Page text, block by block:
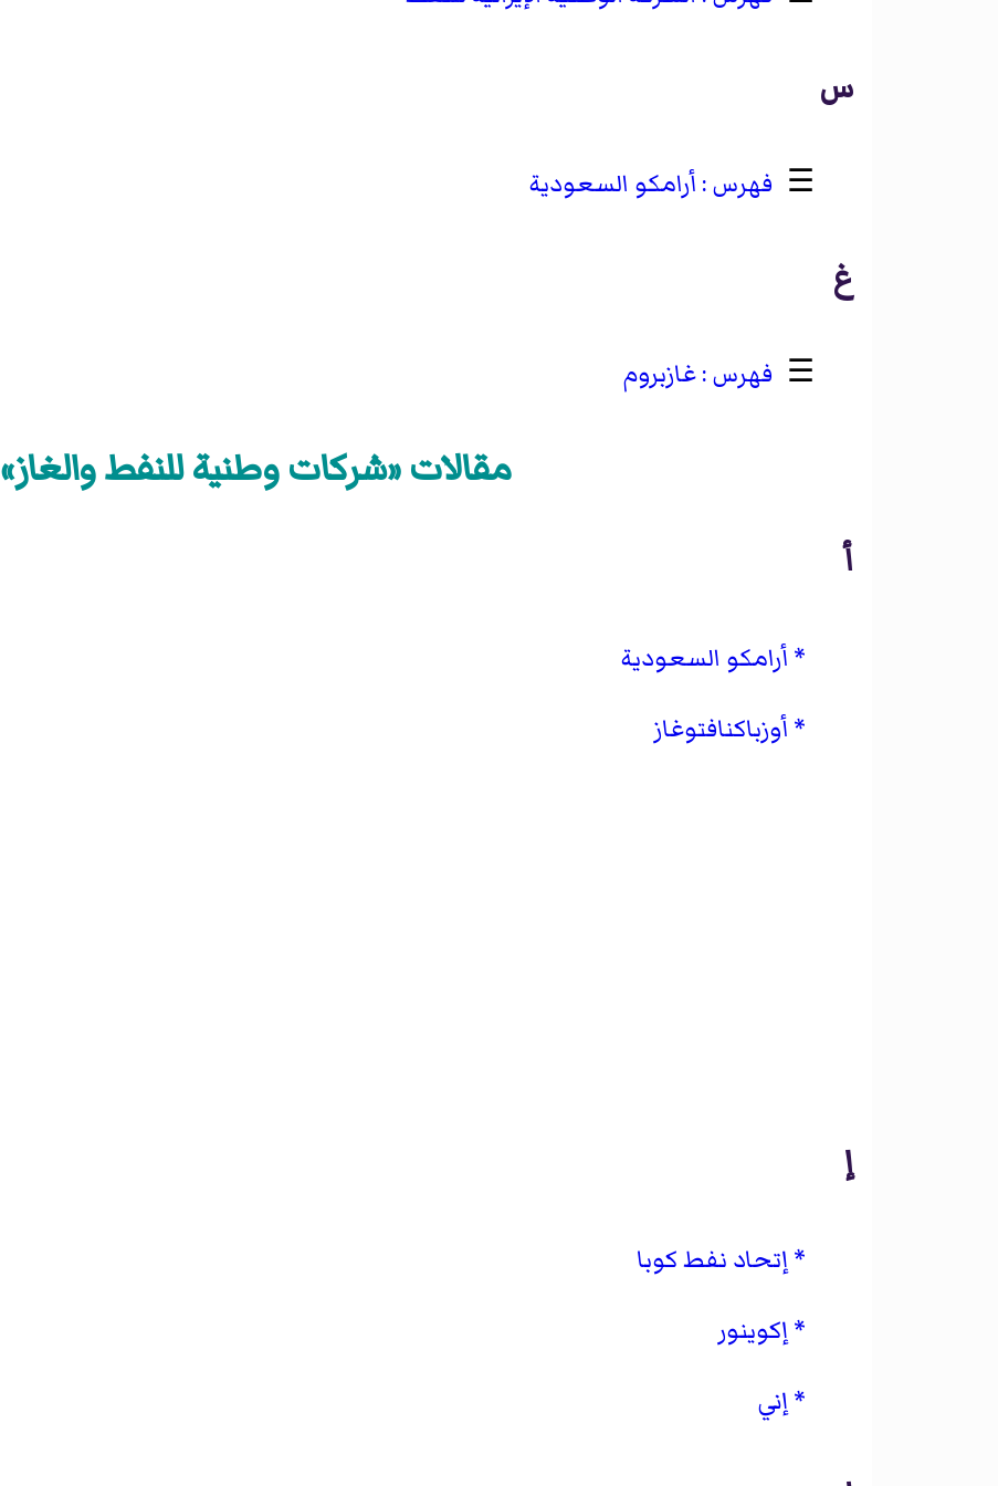
س
☰ أرامكو السعودية
غ
☰ غازبروم
مقالات «شركات وطنية للنفط والغاز»
أ
أرامكو السعودية
أوزباكنافتوغاز
إ
إتحاد نفط كوبا
إكوينور
إني